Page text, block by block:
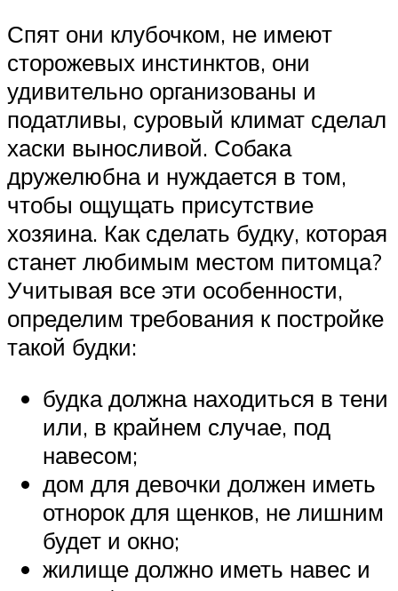
Спят они клубочком, не имеют
сторожевых инстинктов, они
удивительно организованы и
податливы, суровый климат сделал
хаски выносливой. Собака
дружелюбна и нуждается в том,
чтобы ощущать присутствие
хозяина. Как сделать будку, которая
станет любимым местом питомца?
Учитывая все эти особенности,
определим требования к постройке
такой будки:
будка должна находиться в тени
или, в крайнем случае, под
навесом;
дом для девочки должен иметь
отнорок для щенков, не лишним
будет и окно;
жилище должно иметь навес и